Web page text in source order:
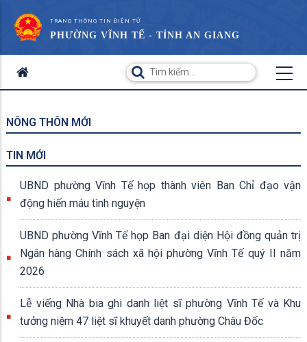
TRANG THÔNG TIN ĐIỆN TỬ
PHƯỜNG VĨNH TẾ - TỈNH AN GIANG
NÔNG THÔN MỚI
TIN MỚI
UBND phường Vĩnh Tế họp thành viên Ban Chỉ đạo vận
động hiến máu tình nguyện
UBND phường Vĩnh Tế họp Ban đại diện Hội đồng quản trị
Ngân hàng Chính sách xã hội phường Vĩnh Tế quý II năm
2026
Lễ viếng Nhà bia ghi danh liệt sĩ phường Vĩnh Tế và Khu
tưởng niệm 47 liệt sĩ khuyết danh phường Châu Đốc